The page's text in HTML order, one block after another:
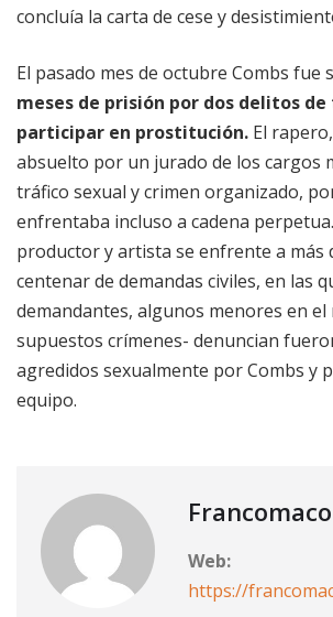
concluía la carta de cese y
El pasado mes de octubre Combs fue
meses de prisión por dos delitos
participar en prostitución. El
absuelto por un jurado de los cargos
tráfico sexual y crimen organizado,
enfrentaba incluso a cadena
productor y artista se enfrente a más
centenar de demandas civiles, en las
demandantes, algunos menores en
supuestos crímenes- denuncian
agredidos sexualmente por Combs y
equipo.
Web:
https://